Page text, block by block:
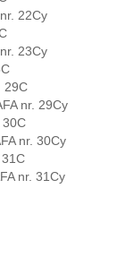
22Cy
23Cy
29C
nr. 29Cy
30C
nr. 30Cy
nr. 31Cy